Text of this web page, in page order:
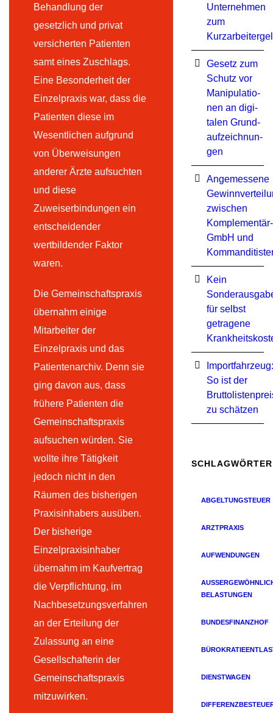
Behandlung der
gesetzlich und privat
versicherten Patienten
samt eines Zuschlags.
Eine Besonderheit der
Einzelpraxis war, dass die
Patienten diese im
Wesentlichen aufgrund
von Überweisungen
anderer Ärzte aufsuchten
und diese
Zuweiserbindungen ein
entscheidender
wertbildender Faktor
waren.
Die Gemeinschaftspraxis
übernahm einige
Mitarbeiter der
Einzelpraxis und das
Patientenarchiv. Denn sie
ging davon aus, dass
frühere Patienten die
Gemeinschaftspraxis
aufsuchen würden. Sie
wollte ihre Tätigkeit
jedoch nicht in den
Räumen des bisherigen
Praxisinhabers ausüben.
Der bisherige
Einzelpraxisinhaber
übernahm im Kaufvertrag
die Verpflichtung, im
Nachbesetzungsverfahren
an der Erteilung der
Zulassung an eine
Gesellschafterin der
Gemeinschaftspraxis
mitzuwirken.
Unternehmen
zum
Ge­setz zum
Schutz vor
Ma­ni­pu­la­tio­
nen an di­gi­
ta­len Grund­
auf­zeich­nun­
gen
Angemessene
zwischen
Komplementär-
GmbH und
Kein
für selbst
getragene
Importfahrzeug:
So ist der
zu schätzen
SCHLAGWÖRTER
ABGELTUNGSTEUER
ARZTPRAXIS
AUFWENDUNGEN
ELASTUNGEN
BUNDESFINANZHOF
DIENSTWAGEN